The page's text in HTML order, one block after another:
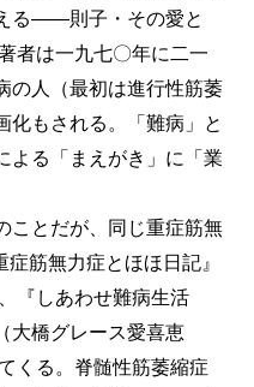
る――則子・その愛と
者は一九七〇年に二一
の人（最初は進行性筋萎
化もされる。「難病」と
よる「まえがき」に「業
とだが、同じ重症筋無
筋無力症とほほ日記』
『しあわせ難病生活
橋グレース愛喜恵
くる。脊髄性筋萎縮症